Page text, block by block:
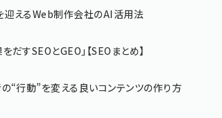
迎えるWeb制作会社のAI活用法
すSEOとGEO」【SEOまとめ】
“行動”を変える良いコンテンツの作り方